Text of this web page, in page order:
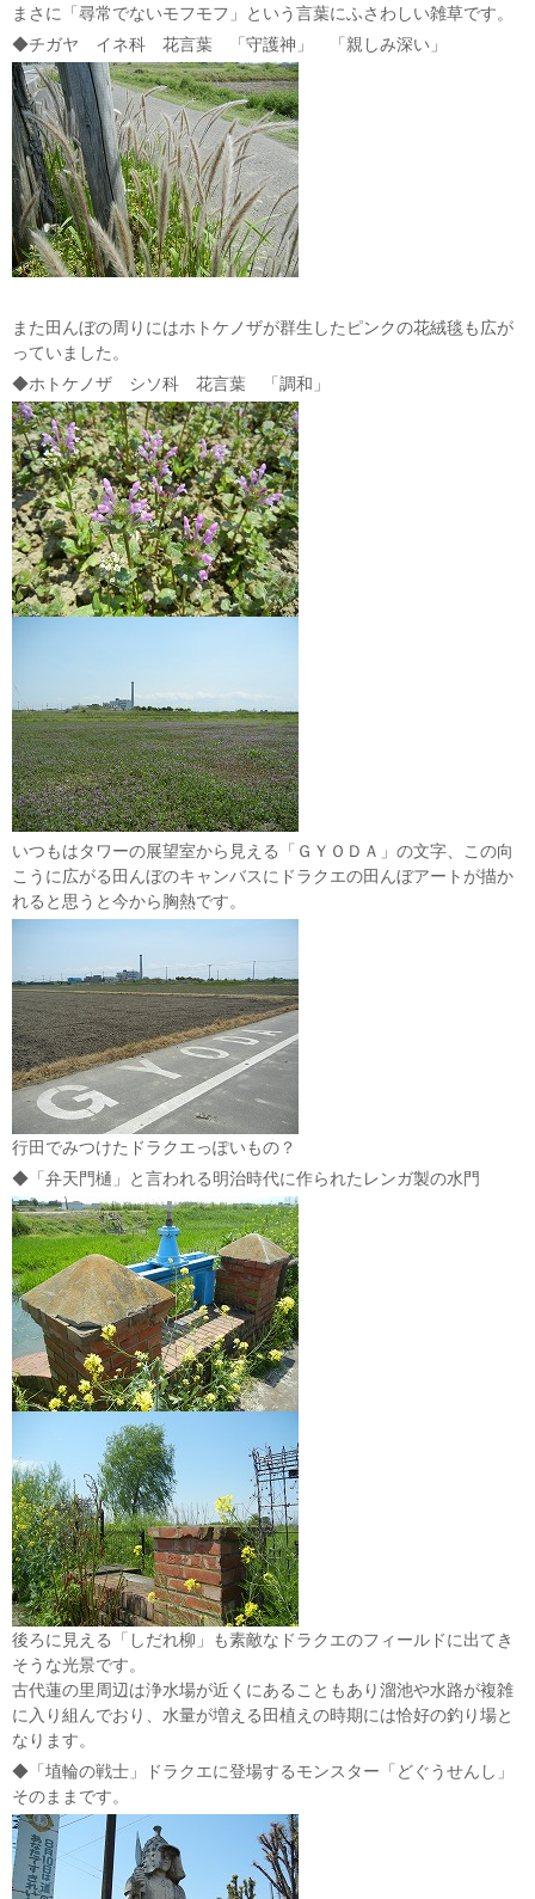
まさに「尋常でないモフモフ」という言葉にふさわしい雑草です。
◆チガヤ イネ科 花言葉 「守護神」 「親しみ深い」
また田んぼの周りにはホトケノザが群生したピンクの花絨毯も広が
っていました。
◆ホトケノザ シソ科 花言葉 「調和」
いつもはタワーの展望室から見える「ＧＹＯＤＡ」の文字、この向
こうに広がる田んぼのキャンバスにドラクエの田んぼアートが描か
れると思うと今から胸熱です。
行田でみつけたドラクエっぽいもの？
◆「弁天門樋」と言われる明治時代に作られたレンガ製の水門
後ろに見える「しだれ柳」も素敵なドラクエのフィールドに出てき
そうな光景です。
古代蓮の里周辺は浄水場が近くにあることもあり溜池や水路が複雑
に入り組んでおり、水量が増える田植えの時期には恰好の釣り場と
なります。
◆「埴輪の戦士」ドラクエに登場するモンスター「どぐうせんし」
そのままです。